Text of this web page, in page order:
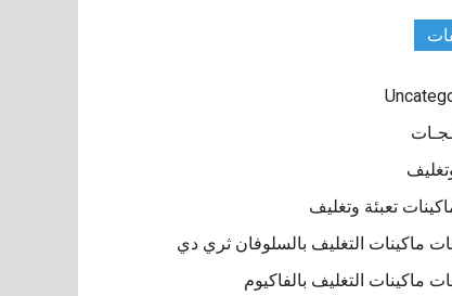
تعبئة وتغليف
ماكينات التغليف بالسلوفان ثري دي
ماكينات التغليف بالفاكيوم